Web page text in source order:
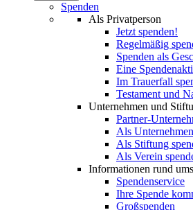
Spenden
Als Privatperson
Jetzt spenden!
Regelmäßig
Spenden als
Eine
Im Trauerfall
Testament und
Unternehmen und
Partner-
Als
Als Stiftung
Als Verein
Informationen rund
Spendenservice
Ihre Spende
Großspenden